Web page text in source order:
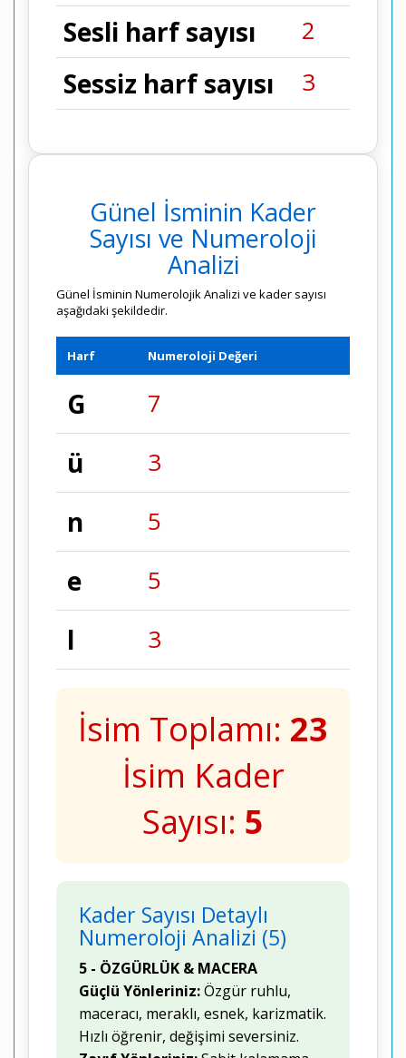
Sesli harf sayısı 2
Sessiz harf sayısı 3
Günel İsminin Kader
Sayısı ve Numeroloji
Analizi
Günel İsminin Numerolojik Analizi ve kader sayısı
aşağıdaki şekildedir.
Harf Numeroloji Değeri
G 7
ü 3
n 5
e 5
l 3
İsim Toplamı: 23
İsim Kader
Sayısı: 5
Kader Sayısı Detaylı
Numeroloji Analizi (5)
5 - ÖZGÜRLÜK & MACERA
Güçlü Yönleriniz:Özgür ruhlu,
maceracı, meraklı, esnek, karizmatik.
Hızlı öğrenir, değişimi seversiniz.